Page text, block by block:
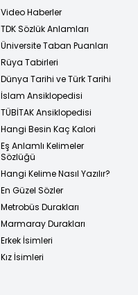
Video Haberler
TDK Sözlük Anlamları
Üniversite Taban Puanları
Rüya Tabirleri
Dünya Tarihi ve Türk Tarihi
İslam Ansiklopedisi
TÜBİTAK Ansiklopedisi
Hangi Besin Kaç Kalori
Eş Anlamlı Kelimeler
Sözlüğü
Hangi Kelime Nasıl Yazılır?
En Güzel Sözler
Metrobüs Durakları
Marmaray Durakları
Erkek İsimleri
Kız İsimleri